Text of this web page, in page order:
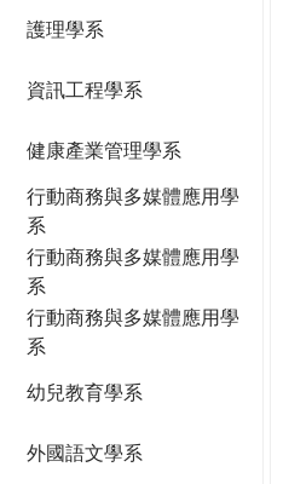
護理學系
資訊工程學系
健康產業管理學系
行動商務與多媒體應用學
系
行動商務與多媒體應用學
系
行動商務與多媒體應用學
系
幼兒教育學系
外國語文學系